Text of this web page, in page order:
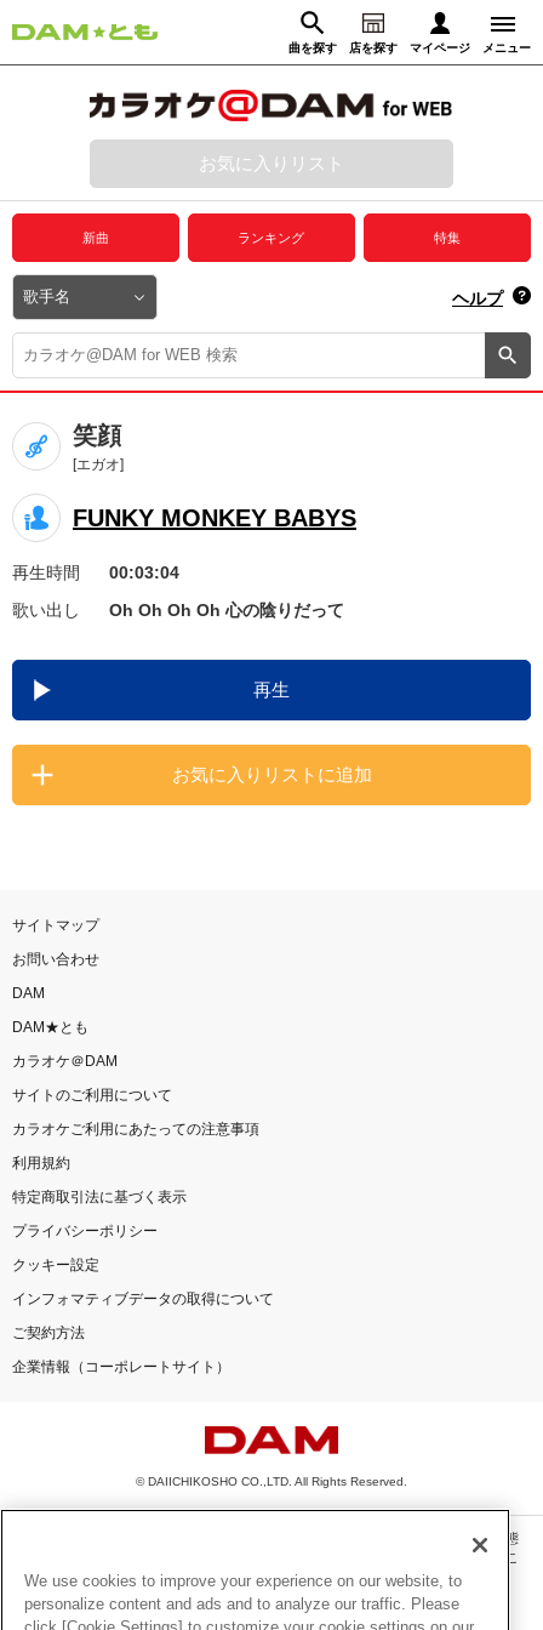
曲を探す 店を探す マイページ メニュー
動画からさがす 録音からさがす
ログイン
プレミアムサービス
DAM★とも動画
DAM★とも録音
カラオケ＠DAM
ユーザー検索
キャンペーン
お知らせ よくあるご質問
DAMの新曲・ランキングなど
カラオケ最新情報をチェック！
お気に入りリスト
新曲 ランキング 特集
ヘルプ
笑顔
[エガオ]
FUNKY MONKEY BABYS
再生時間
00:03:04
歌い出し
Oh Oh Oh Oh 心の陰りだって
再生
お気に入りリストに追加
サイトマップ
お問い合わせ
DAM
DAM★とも
カラオケ＠DAM
サイトのご利用について
カラオケご利用にあたっての注意事項
利用規約
特定商取引法に基づく表示
プライバシーポリシー
クッキー設定
インフォマティブデータの取得について
ご契約方法
企業情報（コーポレートサイト）
© DAIICHIKOSHO CO.,LTD. All Rights Reserved.
このサイトに掲載されている一切の文章・画像・写真・動画・音声等を、手段や形態
を問わず、著作権法の定める範囲を超えて無断で複製、転載、ファイル化などするこ
とを禁じます。
楽曲及びコンテンツは、機種によりご利用いただけない場合があります。
We use cookies to improve your experience on our website, to
personalize content and ads and to analyze our traffic. Please